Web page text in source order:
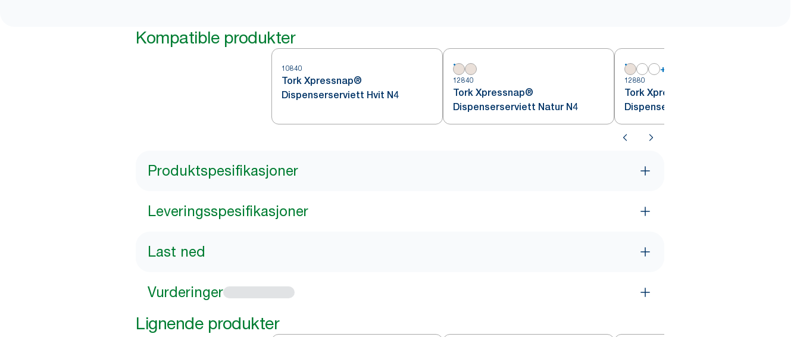
Kompatible produkter
10840
Tork Xpressnap®
Dispenserserviett Hvit N4
12840
Tork Xpressnap®
Dispenserserviett Natur N4
+
12880
Tork Xpressnap® Ekstra Myk
Dispenserserviett Natur N4
Produktspesifikasjoner
Leveringsspesifikasjoner
Last ned
Vurderinger
Lignende produkter